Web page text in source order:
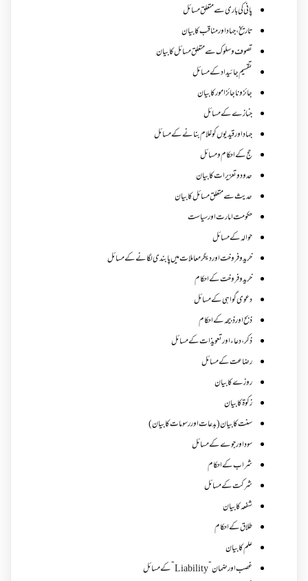
پانی کی باری سے متعلق مسائل
تاریخ،جہاد اور مناقب کا بیان
تصوف و سلوک سے متعلق مسائل کا بیان
تقسیم جائیداد کے مسائل
جائز و ناجائزامور کا بیان
جنازے کےمسائل
جہاد اور قیدیوں کو غلام بنانے کے مسائل
حج کے احکام ومسائل
حدود و تعزیرات کا بیان
حدیث سے متعلق مسائل کا بیان
حکومت امارت اور سیاست
حوالہ کے مسائل
خرید و فروخت اور دیگر معاملات میں پابندی لگانے کے مسائل
خرید و فروخت کے احکام
دعوی گواہی کے مسائل
ذبح اور ذبیحہ کے احکام
ذکر،دعاء اور تعویذات کے مسائل
رضاعت کے مسائل
روزے کا بیان
زکوة کابیان
سنت کا بیان (بدعات اور رسومات کا بیان)
سود اور جوے کے مسائل
شراب کے احکام
شرکت کے مسائل
شفعہ کا بیان
طلاق کے احکام
علم کا بیان
غصب اورضمان”Liability” کے مسائل